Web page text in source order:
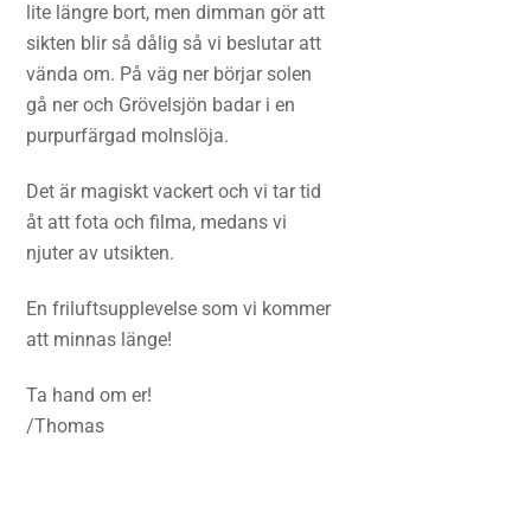
lite längre bort, men dimman gör att
sikten blir så dålig så vi beslutar att
vända om. På väg ner börjar solen
gå ner och Grövelsjön badar i en
purpurfärgad molnslöja.
Det är magiskt vackert och vi tar tid
åt att fota och filma, medans vi
njuter av utsikten.
En friluftsupplevelse som vi kommer
att minnas länge!
Ta hand om er!
/Thomas